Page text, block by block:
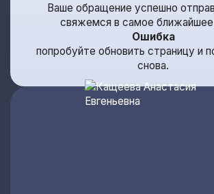
Ваше обращение успешно
свяжемся в самое
Ошибка
попробуйте обновить страницу и
снова.